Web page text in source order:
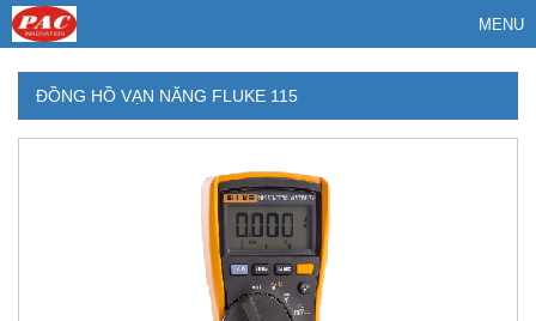
MENU
ĐỒNG HỒ VẠN NĂNG FLUKE 115